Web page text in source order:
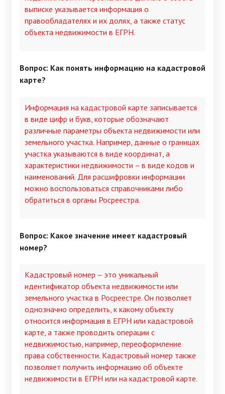
выписке указывается информация о
правообладателях и их долях, а также статус
объекта недвижимости в ЕГРН.
Вопрос: Как понять информацию на кадастровой
карте?
Информация на кадастровой карте записывается
в виде цифр и букв, которые обозначают
различные параметры объекта недвижимости или
земельного участка. Например, данные о границах
участка указываются в виде координат, а
характеристики недвижимости – в виде кодов и
наименований. Для расшифровки информации
можно воспользоваться справочниками либо
обратиться в органы Росреестра.
Вопрос: Какое значение имеет кадастровый
номер?
Кадастровый номер – это уникальный
идентификатор объекта недвижимости или
земельного участка в Росреестре. Он позволяет
однозначно определить, к какому объекту
относится информация в ЕГРН или кадастровой
карте, а также проводить операции с
недвижимостью, например, переоформление
права собственности. Кадастровый номер также
позволяет получить информацию об объекте
недвижимости в ЕГРН или на кадастровой карте.